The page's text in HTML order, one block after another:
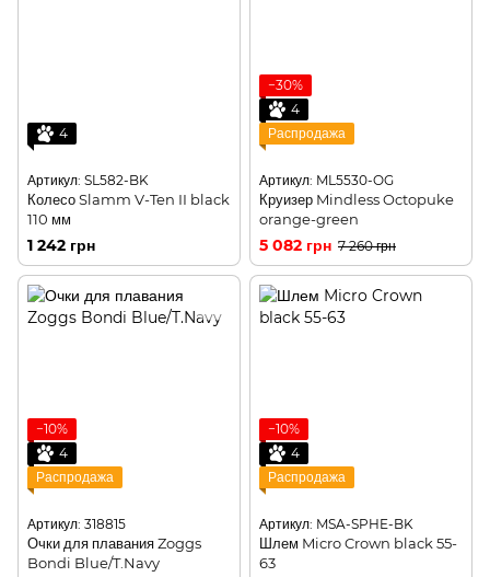
4
Артикул: SL582-BK
Колесо Slamm V-Ten II black
110 мм
1 242 грн
−30%
4
Распродажа
Артикул: ML5530-OG
Круизер Mindless Octopuke
orange-green
5 082 грн 7 260 грн
−10%
4
Распродажа
Артикул: 318815
Очки для плавания Zoggs
Bondi Blue/T.Navy
−10%
4
Распродажа
Артикул: MSA-SPHE-BK
Шлем Micro Crown black 55-
63